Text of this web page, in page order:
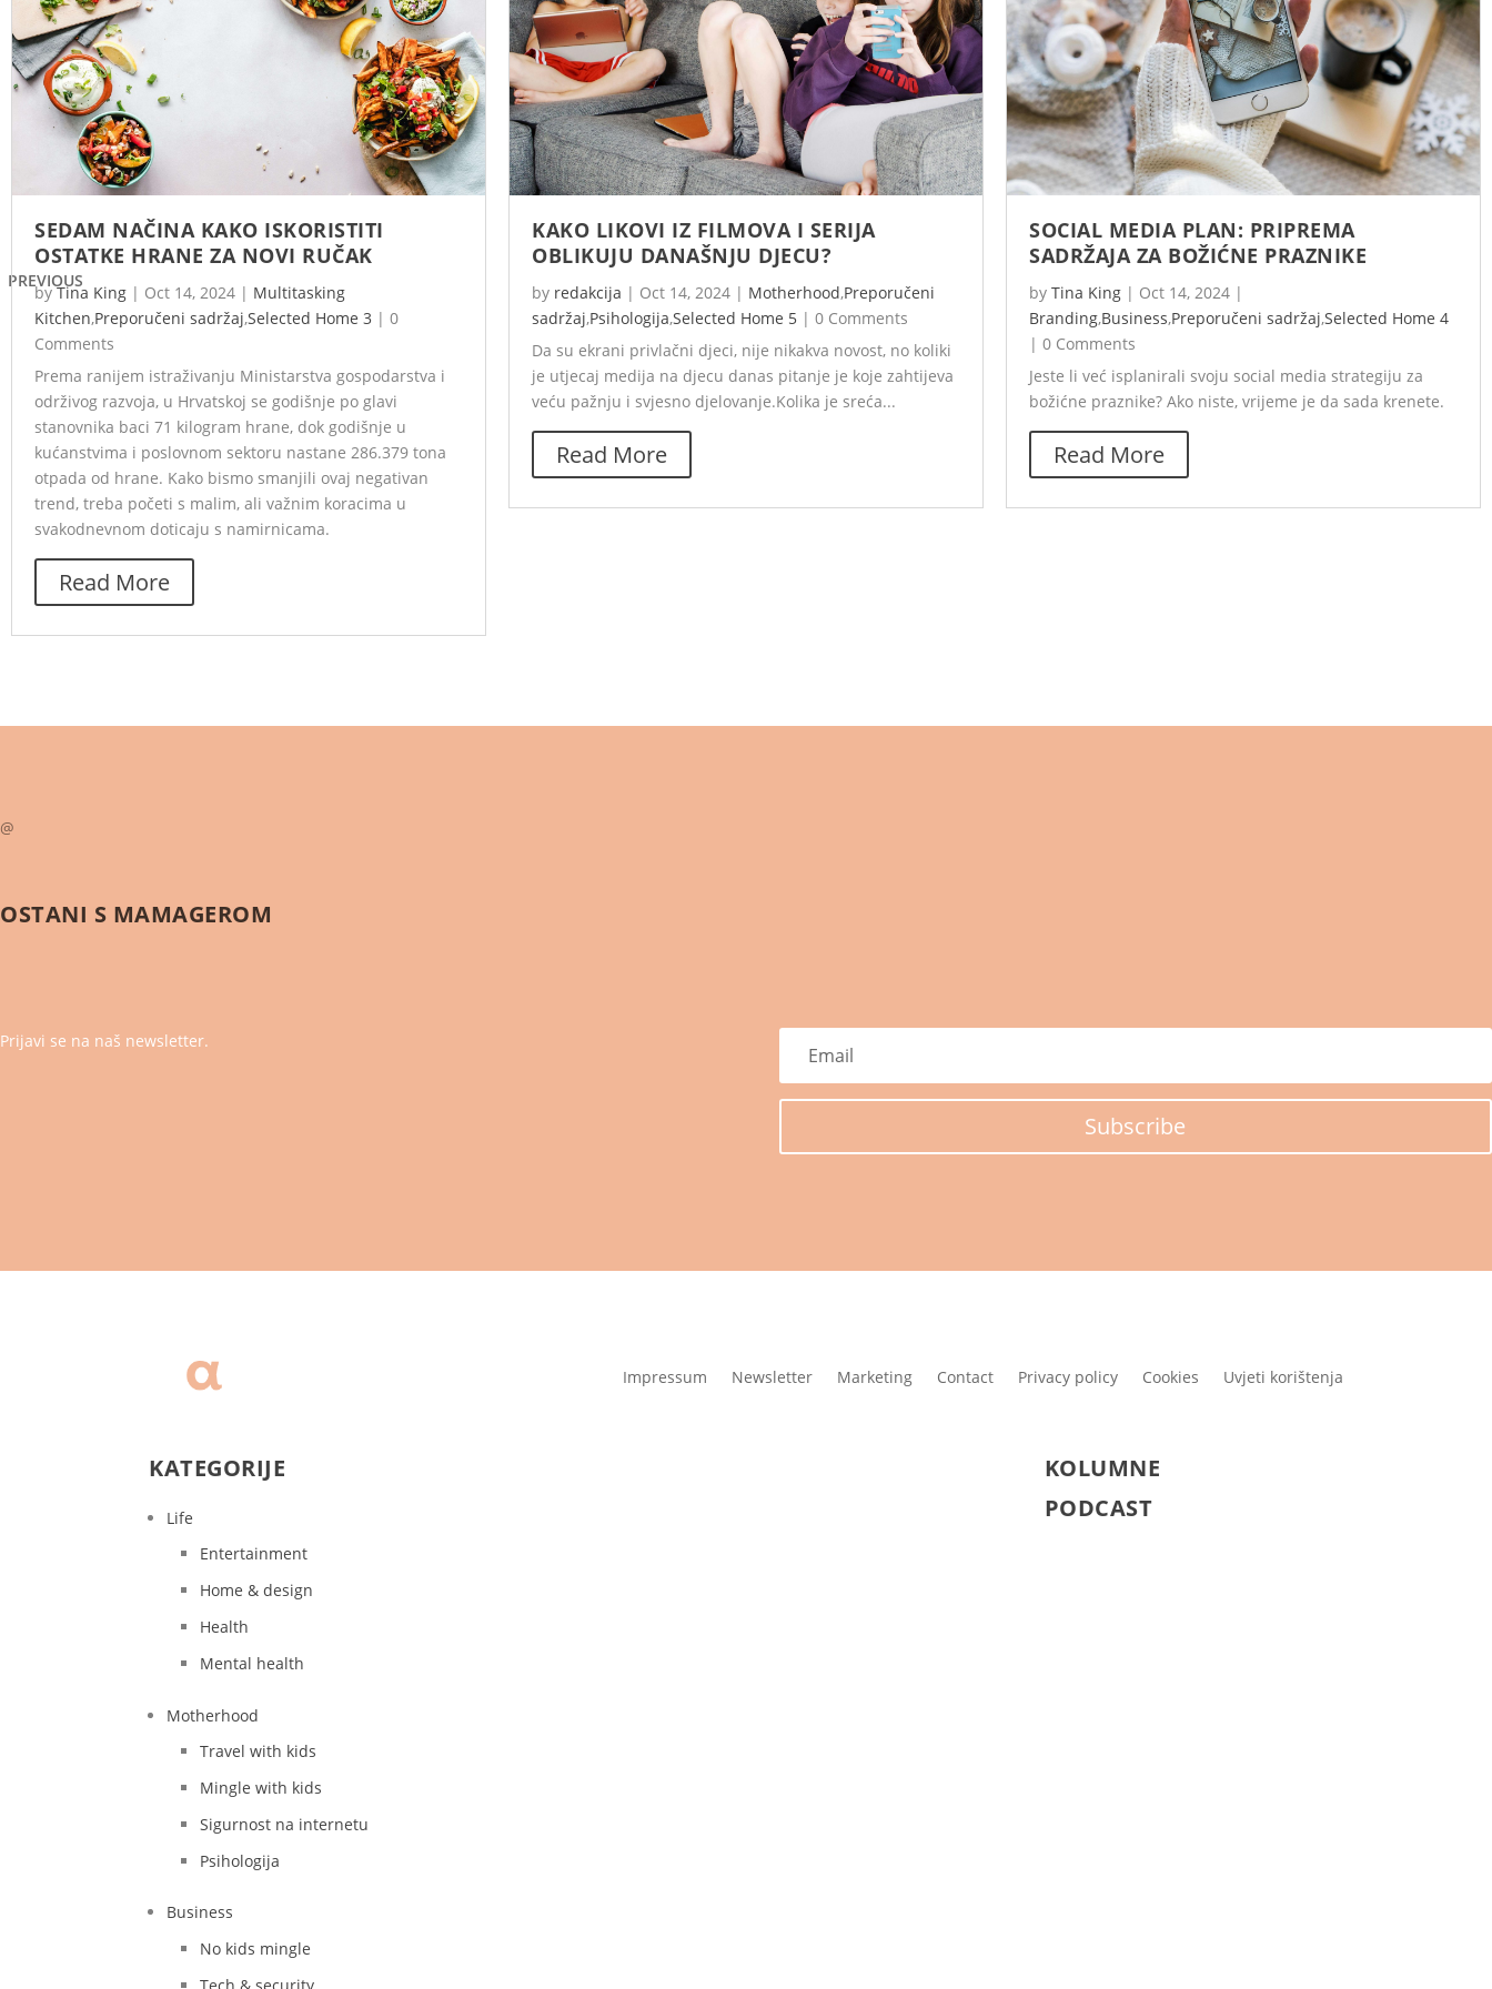
PREVIOUS
SEDAM NAČINA KAKO ISKORISTITI
OSTATKE HRANE ZA NOVI RUČAK
by Tina King | Oct 14, 2024 | Multitasking
Kitchen,Preporučeni sadržaj,Selected Home 3 | 0
Comments
Prema ranijem istraživanju Ministarstva gospodarstva i
održivog razvoja, u Hrvatskoj se godišnje po glavi
stanovnika baci 71 kilogram hrane, dok godišnje u
kućanstvima i poslovnom sektoru nastane 286.379 tona
otpada od hrane. Kako bismo smanjili ovaj negativan
trend, treba početi s malim, ali važnim koracima u
svakodnevnom doticaju s namirnicama.
Read More
KAKO LIKOVI IZ FILMOVA I SERIJA
OBLIKUJU DANAŠNJU DJECU?
by redakcija | Oct 14, 2024 | Motherhood,Preporučeni
sadržaj,Psihologija,Selected Home 5 | 0 Comments
Da su ekrani privlačni djeci, nije nikakva novost, no koliki
je utjecaj medija na djecu danas pitanje je koje zahtijeva
veću pažnju i svjesno djelovanje.Kolika je sreća...
Read More
SOCIAL MEDIA PLAN: PRIPREMA
SADRŽAJA ZA BOŽIĆNE PRAZNIKE
by Tina King | Oct 14, 2024 |
Branding,Business,Preporučeni sadržaj,Selected Home 4
| 0 Comments
Jeste li već isplanirali svoju social media strategiju za
božićne praznike? Ako niste, vrijeme je da sada krenete.
Read More
@
OSTANI S MAMAGEROM
Prijavi se na naš newsletter.
Subscribe
Impressum Newsletter Marketing Contact Privacy policy Cookies Uvjeti korištenja
KATEGORIJE
Life
Entertainment
Home & design
Health
Mental health
Motherhood
Travel with kids
Mingle with kids
Sigurnost na internetu
Psihologija
Business
No kids mingle
KOLUMNE
PODCAST